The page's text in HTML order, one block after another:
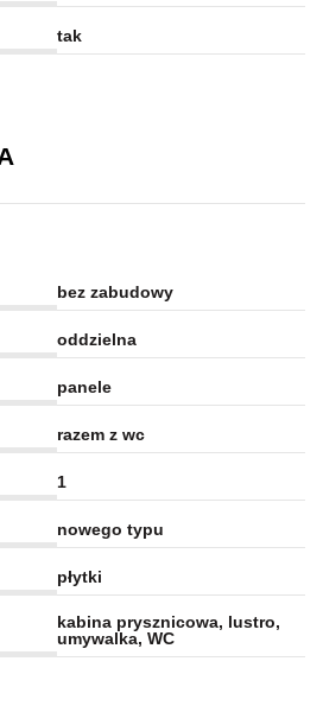
tak
bez zabudowy
oddzielna
panele
razem z wc
1
nowego typu
płytki
kabina prysznicowa, lustro,
umywalka, WC